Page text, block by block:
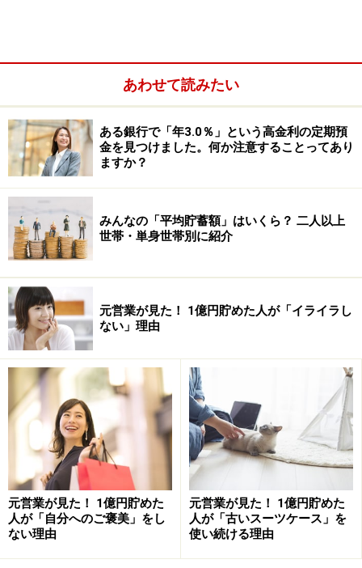
「努力しても報われない」という時期が何カ月か続く
と、当然モチベーションも保てなくなります。「どうせ
頑張っても収入は増えない」と自暴自棄に考えることも
増えますし、それでもお金は稼がなきゃいけないので、
無理して仕事量を増やしたりします。
仕事量を増やした無理をした弊害は、プライベートに広
がってきます。筆者は豆腐メンタルで、毎日、ある程度
自由に遊べる時間がないと、すぐに精神的に弱っていき
ます。だから、
仕事で無理をしたぶん、プライベートで
も多く息抜きしようと夜ふかししたくなるのです。
あわせて読みたい
ある銀行で「年3.0％」という高金利の定期預
金を見つけました。何か注意することってあり
ますか？
みんなの「平均貯蓄額」はいくら？ 二人以上
世帯・単身世帯別に紹介
元営業が見た！ 1億円貯めた人が「イライラし
ない」理由
元営業が見た！ 1億円貯めた
人が「自分へのご褒美」をし
ない理由
元営業が見た！ 1億円貯めた
人が「古いスーツケース」を
使い続ける理由